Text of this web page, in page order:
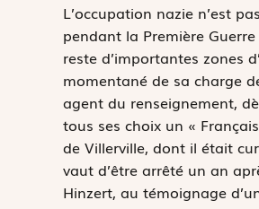
L’occupation nazie n’est
pendant la Première
reste d’importantes zones
momentané de sa charge
agent du renseignement,
tous ses choix un «
de Villerville, dont il était
vaut d’être arrêté un an
Hinzert, au témoignage